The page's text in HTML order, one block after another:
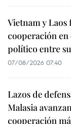
Vietnam y Laos
cooperación en
político entre
07/08/2026 07:40
Lazos de
Malasia
cooperación